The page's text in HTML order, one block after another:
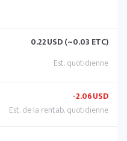
0.22USD (~0.03 ETC)
-2.06USD